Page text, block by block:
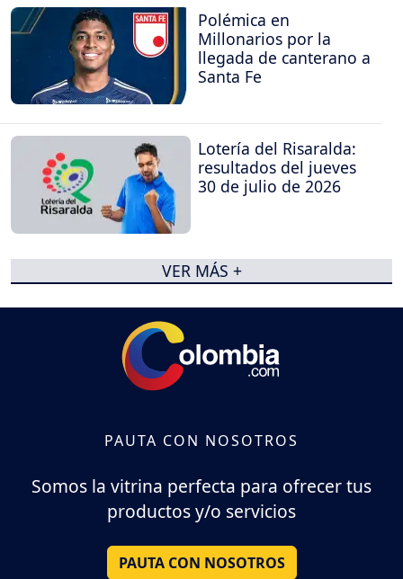
Polémica en
Millonarios por la
llegada de canterano a
Santa Fe
Lotería del Risaralda:
resultados del jueves
30 de julio de 2026
VER MÁS +
PAUTA CON NOSOTROS
Somos la vitrina perfecta para ofrecer tus
productos y/o servicios
PAUTA CON NOSOTROS